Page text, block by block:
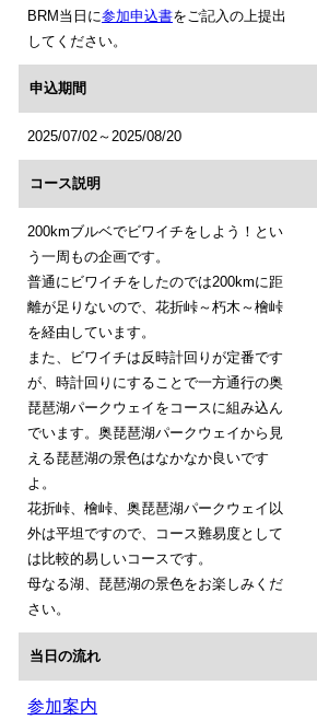
BRM当日に参加申込書をご記入の上提出
してください。
申込期間
2025/07/02～2025/08/20
コース説明
200kmブルベでビワイチをしよう！とい
う一周もの企画です。
普通にビワイチをしたのでは200kmに距
離が足りないので、花折峠～朽木～檜峠
を経由しています。
また、ビワイチは反時計回りが定番です
が、時計回りにすることで一方通行の奥
琵琶湖パークウェイをコースに組み込ん
でいます。奥琵琶湖パークウェイから見
える琵琶湖の景色はなかなか良いです
よ。
花折峠、檜峠、奥琵琶湖パークウェイ以
外は平坦ですので、コース難易度として
は比較的易しいコースです。
母なる湖、琵琶湖の景色をお楽しみくだ
さい。
当日の流れ
参加案内